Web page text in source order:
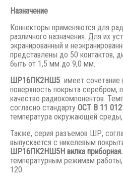
Назначение
Коннекторы применяются для
различного назначения. Для их
экранированный и
представлены до 50 контактов,
быть от 1,5 мм до 9,0 мм.
ШР16ПК2НШ5 имеет
поверхность покрыта серебром,
качество радиокомпонентов.
согласно стандарту ОСТ В 11
температура окружающей
Также, серия разъемов ШР,
выпускается с никелевым
ШР16ПК2НШ5Н вилка приборная.
температурным режимам
120.